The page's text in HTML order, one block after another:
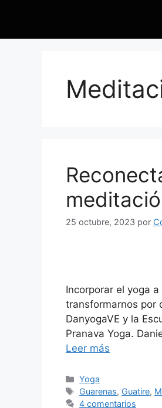
25 octubre, 2023 por
Incorporar el yoga
transformarnos por
DanyogaVE y la
Pranava Yoga.
Leer más
Yoga
Guarenas, Guatire,
4 comentarios